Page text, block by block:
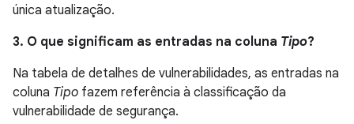
única atualização.
3. O que significam as entradas na coluna Tipo?
Na tabela de detalhes de vulnerabilidades, as entradas na
coluna Tipo fazem referência à classificação da
vulnerabilidade de segurança.